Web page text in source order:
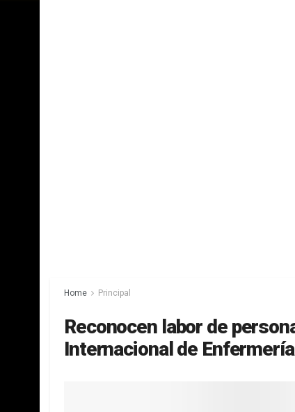
Home Principal
Reconocen labor de
Internacional de